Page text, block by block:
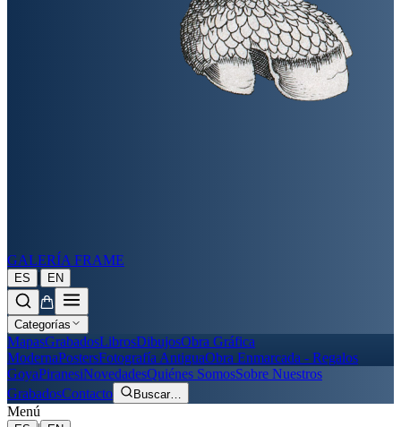
GALERÍA FRAME
ES | EN
Categorías
MapasGrabadosLibrosDibujosObra Gráfica
ModernaPostersFotografía AntiguaObra Enmarcada - Regalos
GoyaPiranesiNovedadesQuiénes SomosSobre Nuestros
GrabadosContacto Buscar…
Menú